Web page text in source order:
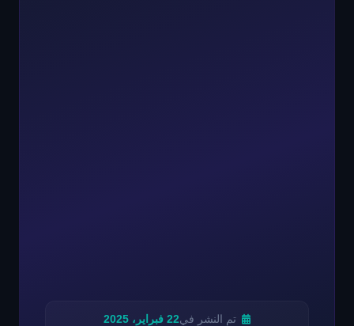
تم النشر في22 فبراير، 2025